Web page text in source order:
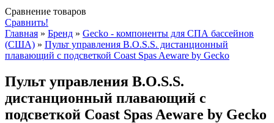
Сравнение товаров
Сравнить!
Главная » Бренд » Gecko - компоненты для СПА бассейнов
(США) » Пульт управления B.O.S.S. дистанционный
плавающий с подсветкой Coast Spas Aeware by Gecko
Пульт управления B.O.S.S.
дистанционный плавающий с
подсветкой Coast Spas Aeware by Gecko